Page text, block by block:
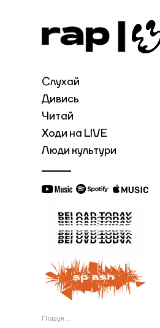
Слухай
Дивись
Читай
Ходи на LIVE
Люди культури
Пошук: